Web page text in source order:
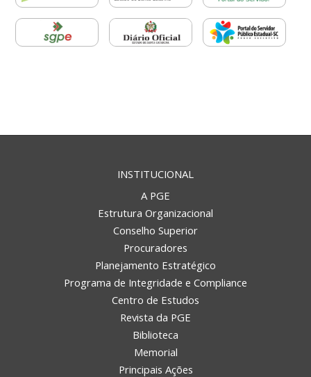
INSTITUCIONAL
A PGE
Estrutura Organizacional
Conselho Superior
Procuradores
Planejamento Estratégico
Programa de Integridade e Compliance
Centro de Estudos
Revista da PGE
Biblioteca
Memorial
Principais Ações